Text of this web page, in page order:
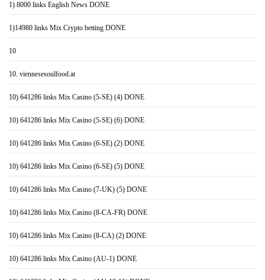
1) 8000 links English News DONE
1)14980 links Mix Crypto betting DONE
10
10. viennesesoulfood.at
10) 641286 links Mix Casino (5-SE) (4) DONE
10) 641286 links Mix Casino (5-SE) (6) DONE
10) 641286 links Mix Casino (6-SE) (2) DONE
10) 641286 links Mix Casino (6-SE) (5) DONE
10) 641286 links Mix Casino (7-UK) (5) DONE
10) 641286 links Mix Casino (8-CA-FR) DONE
10) 641286 links Mix Casino (8-CA) (2) DONE
10) 641286 links Mix Casino (AU-1) DONE